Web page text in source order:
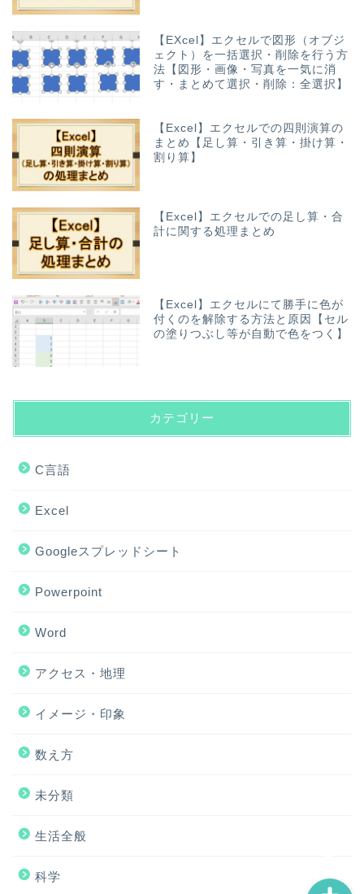
【EXcel】エクセルで図形（オブジ
ェクト）を一括選択・削除を行う方
法【図形・画像・写真を一気に消
す・まとめて選択・削除：全選択】
【Excel】エクセルでの四則演算の
まとめ【足し算・引き算・掛け算・
割り算】
【Excel】エクセルでの足し算・合
計に関する処理まとめ
【Excel】エクセルにて勝手に色が
付くのを解除する方法と原因【セル
の塗りつぶし等が自動で色をつく】
カテゴリー
C言語
Excel
Googleスプレッドシート
Powerpoint
Word
アクセス・地理
イメージ・印象
数え方
未分類
生活全般
科学